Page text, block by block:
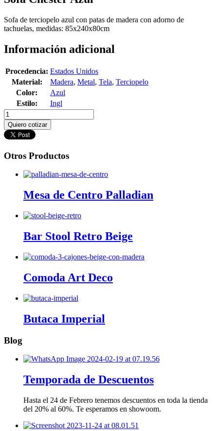
Sofa de terciopelo azul con patas de madera con adorno de
tachuelas, medidas: 85x240x80cm
Información adicional
Procedencia: Estados Unidos
Material:
Madera, Metal, Tela, Terciopelo
Color:
Azul
Estilo:
Ingl
Quiero cotizar
Otros Productos
Mesa de Centro Palladian
Bar Stool Retro Beige
Comoda Art Deco
Butaca Imperial
Blog
Temporada de Descuentos
Hasta el 24 de Febrero tenemos descuentos en toda la tienda
del 20% al 60%. Te esperamos en showoom.